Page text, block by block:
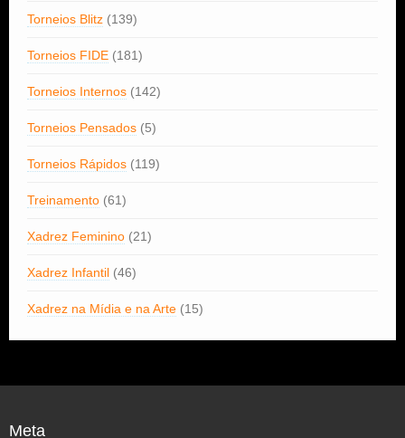
Torneios Blitz (139)
Torneios FIDE (181)
Torneios Internos (142)
Torneios Pensados (5)
Torneios Rápidos (119)
Treinamento (61)
Xadrez Feminino (21)
Xadrez Infantil (46)
Xadrez na Mídia e na Arte (15)
Meta